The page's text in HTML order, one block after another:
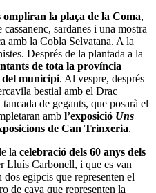
la plaça de la Coma,
sardanes i una mostra
amb la Cobla Selvatana. A la
Després de la plantada a la
de tota la província
del municipi. Al vespre, després
bestial amb el Drac
de gegants, que posarà el
amb l’exposició Uns
de Can Trinxeria.
la celebració dels 60 anys dels
Lluís Carbonell, i que es van
egipcis que representen el
de cava que representen la